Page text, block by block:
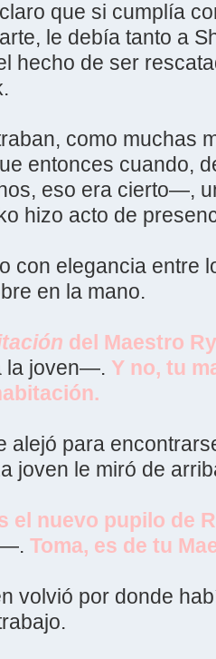
que si cumplía
le debía tanto a
hecho de ser
como muchas
entonces cuando,
eso era cierto—,
hizo acto de
con elegancia entre
en la mano.
del Maestro
la joven—. Y no, tu
alejó para
joven le miró de
el nuevo pupilo de
Toma, es de tu
volvió por donde